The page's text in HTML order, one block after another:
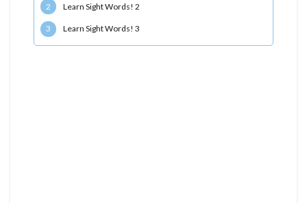
2 Learn Sight Words! 2
3 Learn Sight Words! 3